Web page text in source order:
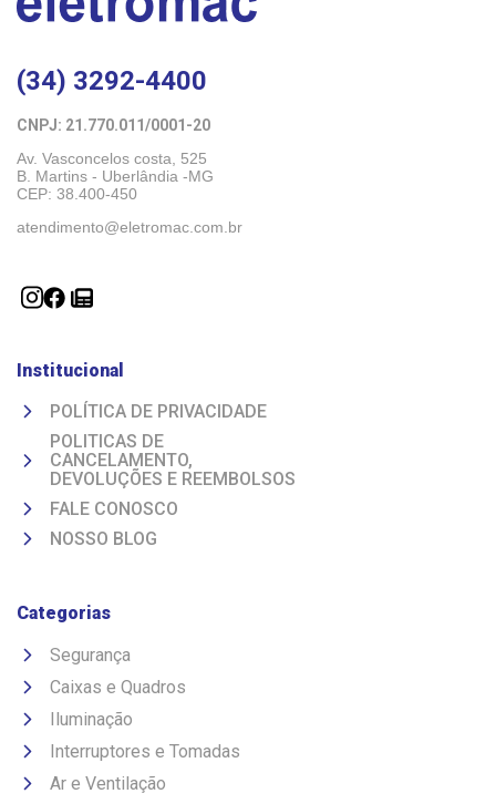
(34) 3292-4400
CNPJ: 21.770.011/0001-20
Av. Vasconcelos costa, 525
B. Martins - Uberlândia -MG
CEP: 38.400-450
atendimento@eletromac.com.br
Institucional
POLÍTICA DE PRIVACIDADE
POLITICAS DE
CANCELAMENTO,
DEVOLUÇÕES E REEMBOLSOS
FALE CONOSCO
NOSSO BLOG
Categorias
Segurança
Caixas e Quadros
Iluminação
Interruptores e Tomadas
Ar e Ventilação